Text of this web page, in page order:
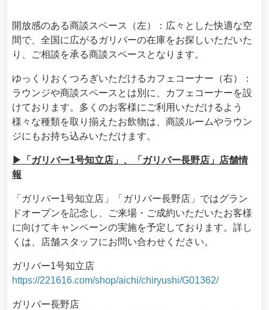
開放感のある商談スペース（左）：広々とした快適な空
間で、全国に広がるガリバーの在庫をお探しいただいた
り、ご相談を承る商談スペースとなります。
ゆっくりおくつろぎいただけるカフェコーナー（右）：
ラウンジや商談スペースとは別に、カフェコーナーを設
けております。多くのお客様にご利用いただけるよう
様々な種類を取り揃えたお飲物は、商談ルームやラウン
ジにもお持ち込みいただけます。
▶「ガリバー1号知立店」、「ガリバー長野店」店舗情
報
「ガリバー1号知立店」「ガリバー長野店」ではグラン
ドオープンを記念し、ご来場・ご成約いただいたお客様
に向けてキャンペーンの実施を予定しております。詳し
くは、店舗スタッフにお問い合わせください。
ガリバー1号知立店
https://221616.com/shop/aichi/chiryushi/G01362/
ガリバー長野店